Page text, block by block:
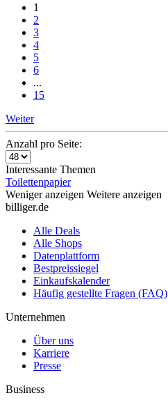
1
2
3
4
5
6
...
15
Weiter
Anzahl pro Seite:
Interessante Themen
Toilettenpapier
Weniger anzeigen Weitere anzeigen
billiger.de
Alle Deals
Alle Shops
Datenplattform
Bestpreissiegel
Einkaufskalender
Häufig gestellte Fragen (FAQ)
Unternehmen
Über uns
Karriere
Presse
Business